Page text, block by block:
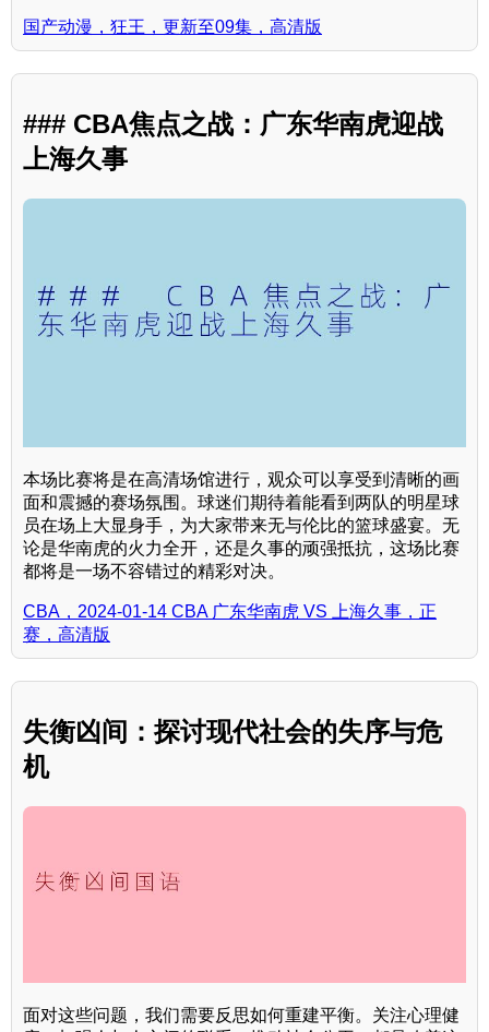
国产动漫，狂王，更新至09集，高清版
### CBA焦点之战：广东华南虎迎战
上海久事
本场比赛将是在高清场馆进行，观众可以享受到清晰的画
面和震撼的赛场氛围。球迷们期待着能看到两队的明星球
员在场上大显身手，为大家带来无与伦比的篮球盛宴。无
论是华南虎的火力全开，还是久事的顽强抵抗，这场比赛
都将是一场不容错过的精彩对决。
CBA，2024-01-14 CBA 广东华南虎 VS 上海久事，正
赛，高清版
失衡凶间：探讨现代社会的失序与危
机
面对这些问题，我们需要反思如何重建平衡。关注心理健